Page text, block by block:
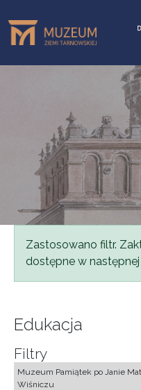
Komunikat
Zastosowano filtr.
dostępne w następnej
Edukacja
Filtry
Muzeum Pamiątek po Janie
Wiśniczu